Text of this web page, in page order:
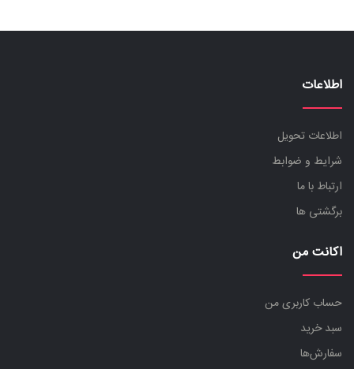
اطلاعات
اطلاعات تحویل
شرایط و ضوابط
ارتباط با ما
برگشتی ها
اکانت من
حساب کاربری من
سبد خرید
سفارش‌ها